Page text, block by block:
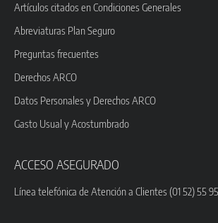
Artículos citados en Condiciones Generales
Abreviaturas Plan Seguro
Preguntas frecuentes
Derechos ARCO
Datos Personales y Derechos ARCO
Gasto Usual y Acostumbrado
ACCESO ASEGURADO
Línea telefónica de Atención a Clientes (01 52) 55